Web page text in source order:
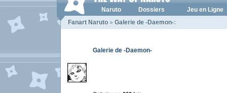
Naruto Dossiers
Jeu en Ligne
Fanart Naruto » Galerie de -Daemon-:
Galerie de -Daemon-